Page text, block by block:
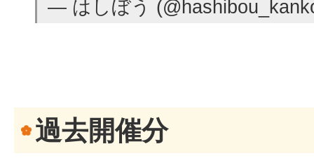
— はしぼう
過去開催分